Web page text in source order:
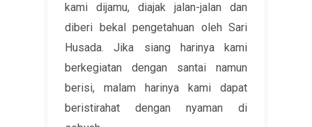
kami dijamu, diajak jalan-jalan dan
diberi bekal pengetahuan oleh Sari
Husada. Jika siang harinya kami
berkegiatan dengan santai namun
berisi, malam harinya kami dapat
beristirahat dengan nyaman di